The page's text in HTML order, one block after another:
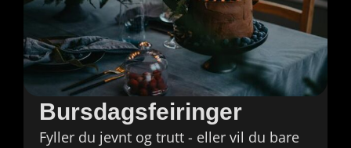
Bursdagsfeiringer
Fyller du jevnt og trutt - eller vil du bare